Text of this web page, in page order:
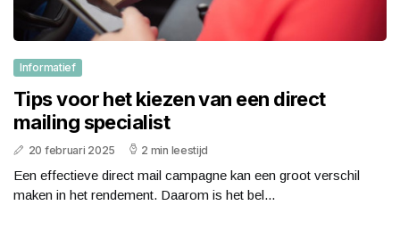
Informatief
Tips voor het kiezen van een direct
mailing specialist
20 februari 2025 2 min leestijd
Een effectieve direct mail campagne kan een groot verschil
maken in het rendement. Daarom is het bel...